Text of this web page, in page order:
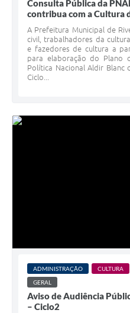
Consulta Pública da
contribua com a Cultura
A Prefeitura Municipal de
civil, trabalhadores da
e fazedores de cultura a
para elaboração do Plano
Política Nacional Aldir Blanc
Ciclo...
ADMINISTRAÇÃO
CULTURA
GERAL
Aviso de Audiência
– Ciclo2